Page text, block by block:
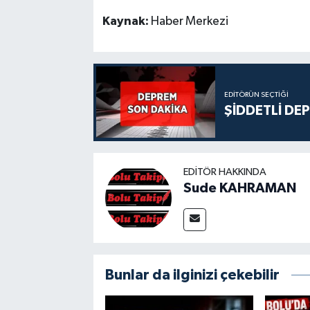
Kaynak: Haber Merkezi
EDITÖRÜN SEÇTIĞI
ŞİDDETLİ
EDITÖR HAKKINDA
Sude KAHRAMAN
Bunlar da ilginizi çekebilir